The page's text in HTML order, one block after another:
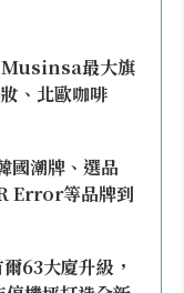
Musinsa最大旗
、北歐咖啡
國潮牌、選品
Error等品牌到
63大廈升級，